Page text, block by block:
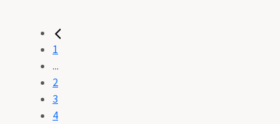
1
...
2
3
4